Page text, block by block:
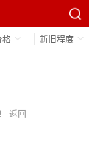
格 新旧程度
返回